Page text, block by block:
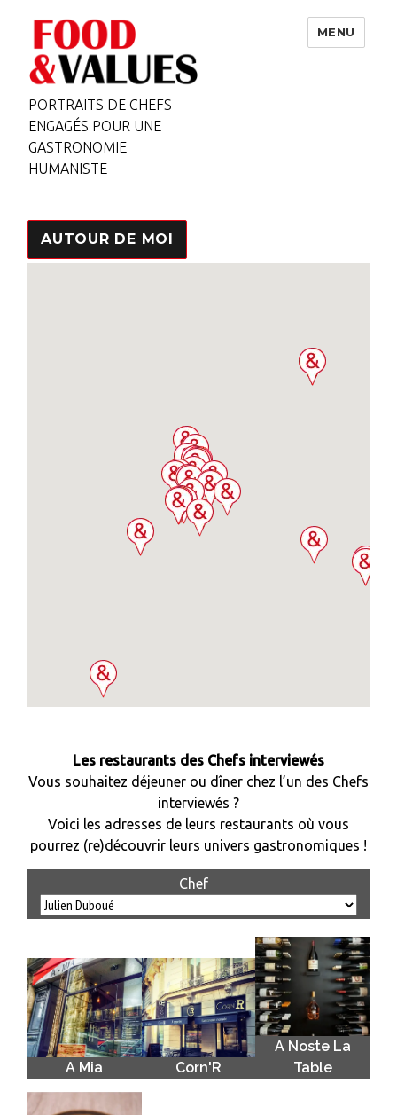
PORTRAITS DE CHEFS
ENGAGÉS POUR UNE
GASTRONOMIE
HUMANISTE
MENU
AUTOUR DE MOI
Les restaurants des Chefs interviewés
Vous souhaitez déjeuner ou dîner chez l’un des Chefs
interviewés ?
Voici les adresses de leurs restaurants où vous
pourrez (re)découvrir leurs univers gastronomiques !
Chef
A Mia Corn'R
A Noste La
Table